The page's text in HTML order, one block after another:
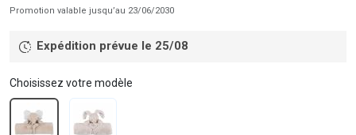
Promotion valable jusqu’au 23/06/2030
Expédition prévue le 25/08
Choisissez votre modèle